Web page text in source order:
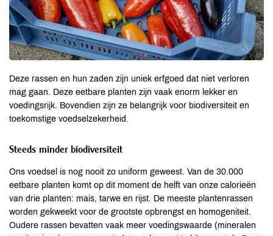
Deze rassen en hun zaden zijn uniek erfgoed dat niet verloren
mag gaan. Deze eetbare planten zijn vaak enorm lekker en
voedingsrijk. Bovendien zijn ze belangrijk voor biodiversiteit en
toekomstige voedselzekerheid.
Steeds minder biodiversiteit
Ons voedsel is nog nooit zo uniform geweest. Van de 30.000
eetbare planten komt op dit moment de helft van onze calorieën
van drie planten: mais, tarwe en rijst. De meeste plantenrassen
worden gekweekt voor de grootste opbrengst en homogeniteit.
Oudere rassen bevatten vaak meer voedingswaarde (mineralen